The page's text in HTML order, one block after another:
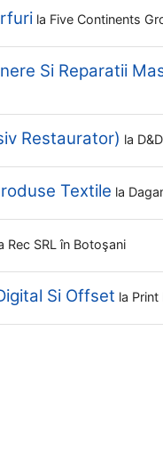
la Five Continents
Si Reparatii
Restaurator) la
Textile la
Rec SRL în Botoşani
Si Offset la Print